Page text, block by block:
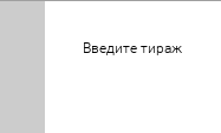
Введите тираж